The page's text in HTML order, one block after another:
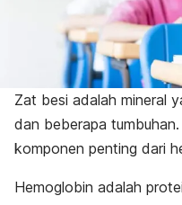
Zat besi adalah mineral
dan beberapa
komponen penting dari
Hemoglobin adalah